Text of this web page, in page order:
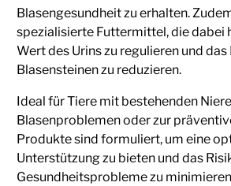
Blasengesundheit zu erhalten.
spezialisierte Futtermittel, die dabei
Wert des Urins zu regulieren und
Blasensteinen zu reduzieren.
Ideal für Tiere mit bestehenden
Blasenproblemen oder zur
Produkte sind formuliert, um eine
Unterstützung zu bieten und das
Gesundheitsprobleme zu